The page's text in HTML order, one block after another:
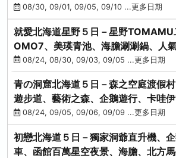
池、螃蟹吃到飽
08/30, 09/01, 09/05, 09/10 ...更多日期
就愛北海道星野５日－星野TOMAMU
OMO7、美瑛青池、海膽涮涮鍋、人
園、海鮮和牛螃蟹吃到飽
08/24, 08/30, 09/03, 09/05 ...更多日期
青の洞窟北海道５日－森之空庭渡假
遊步道、藝術之森、企鵝遊行、卡哇
時代村、螃蟹吃到飽
08/24, 09/05, 09/06, 09/09 ...更多日期
初戀北海道５日－獨家洞爺直升機、
車、函館百萬星空夜景、海膽、北方